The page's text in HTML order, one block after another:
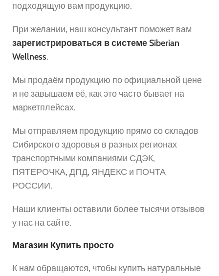
подходящую вам продукцию.
При желании, наш консультант поможет вам
зарегистрироваться в системе Siberian
Wellness.
Мы продаём продукцию по официальной цене
и не завышаем её, как это часто бывает на
маркетплейсах.
Мы отправляем продукцию прямо со складов
Сибирского здоровья в разных регионах
транспортными компаниями СДЭК,
ПЯТЕРОЧКА, ДПД, ЯНДЕКС и ПОЧТА
РОССИИ.
Наши клиенты оставили более тысячи отзывов
у нас на сайте.
Магазин Купить просто
К нам обращаются, чтобы купить натуральные